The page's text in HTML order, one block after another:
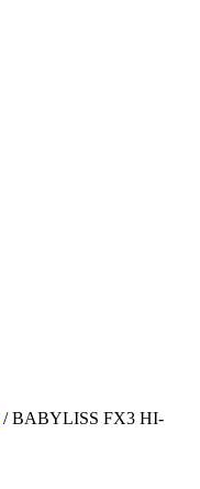
/ BABYLISS FX3 HI-